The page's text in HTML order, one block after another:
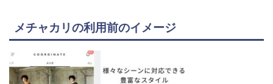
メチャカリの利用前のイメージ